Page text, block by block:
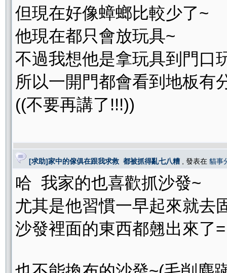
但現在好像蟑螂比較少了~
他現在都只會放玩具~
不過我想他是拿玩具到門口
所以一開門都會看到地板有
((不要再講了!!!))
[求助]家中的傢俱在跟我求救 都被抓得亂七八糟 , 發表在 貓事
哈 我家的也喜歡抓沙發~
尤其是他習慣一早起來就去
沙發裡面的東西都翹出來了